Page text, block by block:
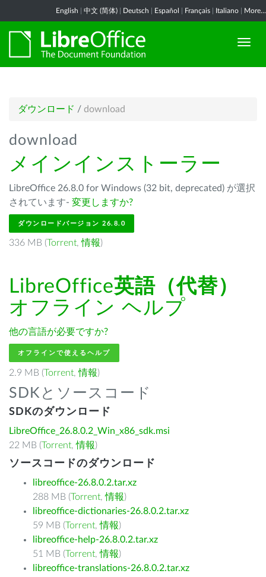
English 中文 (简体) Deutsch Español Français Italiano More...
ダウンロード / download
download
メインインストーラー
LibreOffice 26.8.0 for Windows (32 bit, deprecated) が選択
されています- 変更しますか?
ダウンロードバージョン 26.8.0
336 MB (Torrent,情報)
LibreOffice英語（代替）
オフライン ヘルプ
他の言語が必要ですか?
オフラインで使えるヘルプ
2.9 MB (Torrent,情報)
SDKとソースコード
SDKのダウンロード
LibreOffice_26.8.0.2_Win_x86_sdk.msi
22 MB (Torrent,情報)
ソースコードのダウンロード
libreoffice-26.8.0.2.tar.xz
288 MB (Torrent,情報)
libreoffice-dictionaries-26.8.0.2.tar.xz
59 MB (Torrent,情報)
libreoffice-help-26.8.0.2.tar.xz
51 MB (Torrent,情報)
libreoffice-translations-26.8.0.2.tar.xz